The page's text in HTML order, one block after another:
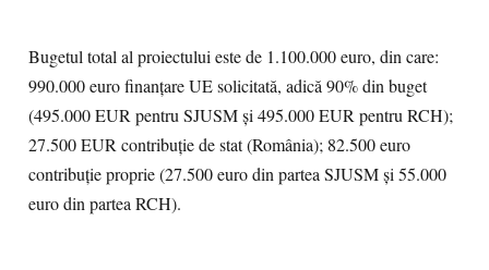
Bugetul total al proiectului este de 1.100.000 euro, din care:
990.000 euro finanțare UE solicitată, adică 90% din buget
(495.000 EUR pentru SJUSM și 495.000 EUR pentru RCH);
27.500 EUR contribuție de stat (România); 82.500 euro
contribuție proprie (27.500 euro din partea SJUSM și 55.000
euro din partea RCH).